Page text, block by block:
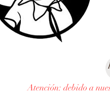
Atención: debido a